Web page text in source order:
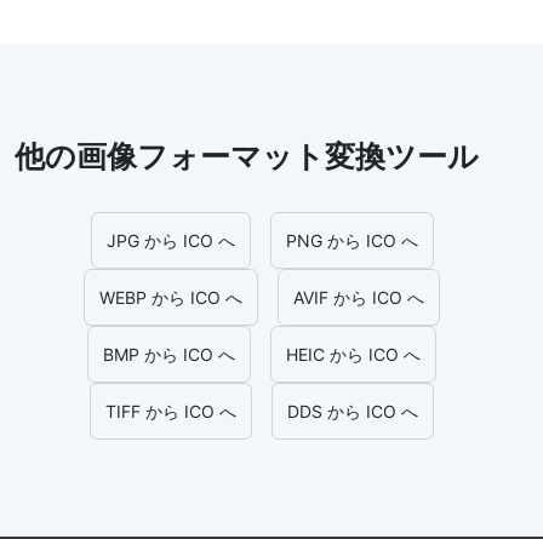
他の画像フォーマット変換ツール
JPG から ICO へ PNG から ICO へ
WEBP から ICO へ AVIF から ICO へ
BMP から ICO へ HEIC から ICO へ
TIFF から ICO へ DDS から ICO へ